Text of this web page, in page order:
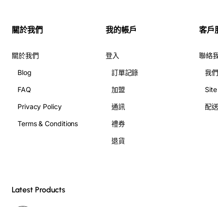
關於我們
關於我們
Blog
FAQ
Privacy Policy
Terms & Conditions
我的帳戶
登入
訂單記錄
加盟
通訊
禮券
退貨
客戶
聯絡
我
配
Latest Products